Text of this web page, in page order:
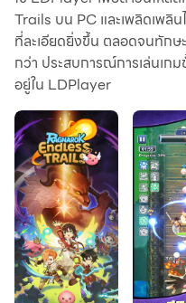
พิมพ์หน้าจอสัมผัสมากและ
อุปกรณ์ของคุณเลย
ด้วยคุณสมบัติเปิดหลายราย
ฟังก์ชันการถ่ายโอนไฟล์ทำ
ไฟล์เป็นเรื่องง่ายมาก
ดาวน์โหลด Ragnarok
คุณ เพลิดเพลินไปกับหน้า
ชัดสูงของเวอร์ชันพีซี!
Ragnarok Endless Trails
Trails บน PC และเพลิดเพลิ
ที่ละเอียดยิ่งขึ้น ตลอดจนทักษ
กว่า ประสบการณ์การเล่นเ
อยู่ใน LDPlayer